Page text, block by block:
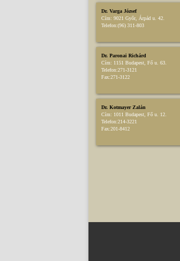
Dr. Varga József
Cím: 9021 Győr, Árpád u. 42.
Telefon:(96) 311-803
Dr. Paronai Richárd
Cím: 1151 Budapest, Fő u. 63.
Telefon:271-3121
Fax:271-3122
Dr. Kotmayer Zalán
Cím: 1011 Budapest, Fő u. 12.
Telefon:214-3221
Fax:201-8412